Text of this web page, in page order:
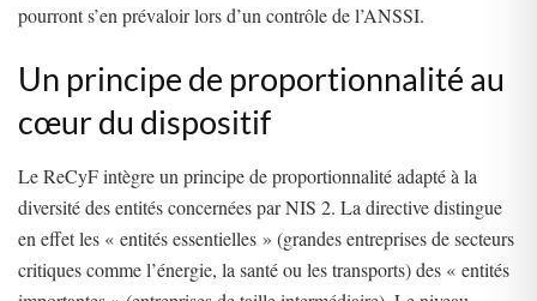
pourront s’en prévaloir lors d’un contrôle de l’ANSSI.
Un principe de proportionnalité au
cœur du dispositif
Le ReCyF intègre un principe de proportionnalité adapté à la
diversité des entités concernées par NIS 2. La directive distingue
en effet les « entités essentielles » (grandes entreprises de secteurs
critiques comme l’énergie, la santé ou les transports) des « entités